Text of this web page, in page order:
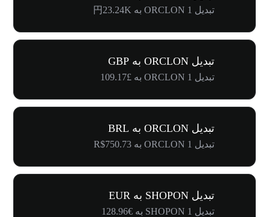
تبدیل 1 ORCLON به 円23.24K
تبدیل ORCLON به GBP
تبدیل 1 ORCLON به £109.17
تبدیل ORCLON به BRL
تبدیل 1 ORCLON به R$750.73
تبدیل SHOPON به EUR
تبدیل 1 SHOPON به €128.96